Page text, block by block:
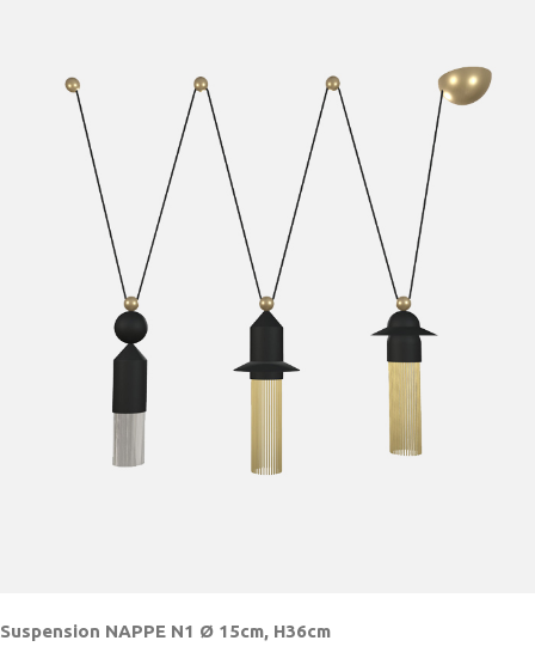
Suspension NAPPE N1 Ø 15cm, H36cm